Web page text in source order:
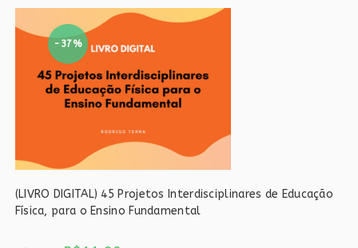
-37%
(LIVRO DIGITAL) 45 Projetos Interdisciplinares de Educação
Física, para o Ensino Fundamental